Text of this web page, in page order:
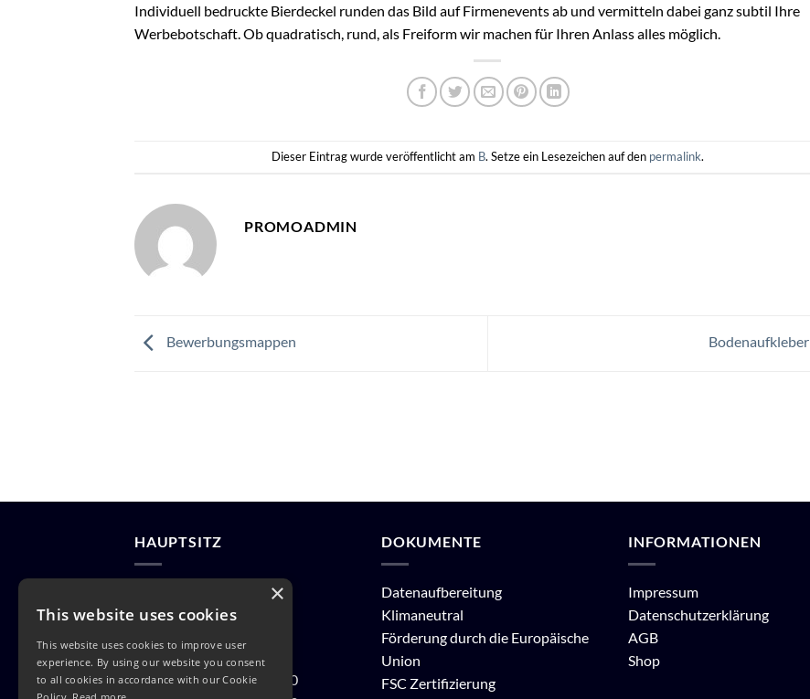
Individuell bedruckte Bierdeckel runden das Bild auf Firmenevents ab und vermitteln dabei ganz subtil Ihre
Werbebotschaft. Ob quadratisch, rund, als Freiform wir machen für Ihren Anlass alles möglich.
Dieser Eintrag wurde veröffentlicht am B. Setze ein Lesezeichen auf den permalink.
PROMOADMIN
Bewerbungsmappen Bodenaufkleber
HAUPTSITZ
Güterhofstraße 5
Tel: + 49 351 897 19 10
DOKUMENTE
Datenaufbereitung
Klimaneutral
Förderung durch die Europäische
Union
FSC Zertifizierung
INFORMATIONEN
Impressum
Datenschutzerklärung
AGB
Shop
This website uses cookies
This website uses cookies to improve user
experience. By using our website you consent
to all cookies in accordance with our Cookie
×